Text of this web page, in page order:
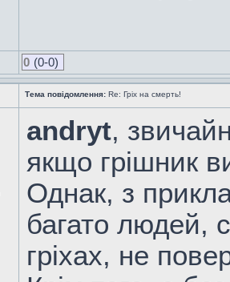
0 (0-0)
Тема повідомлення: Re: Гріх на смерть!
andryt,
якщо грішник
Однак, з
багато людей,
гріхах, не